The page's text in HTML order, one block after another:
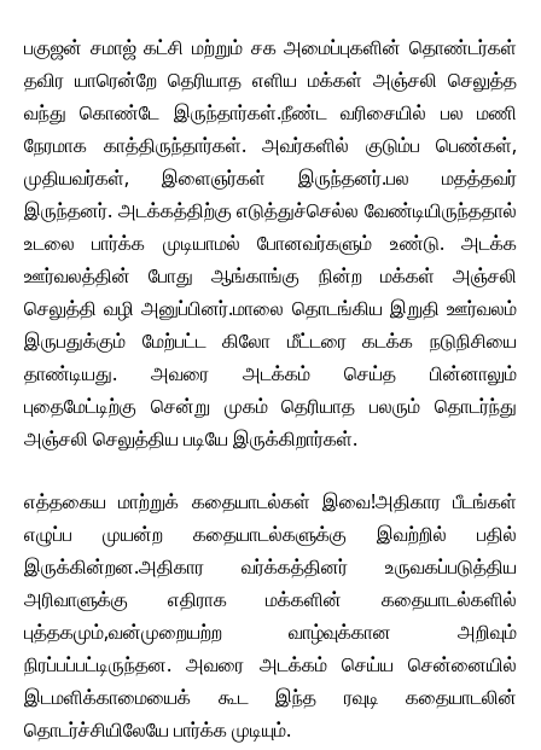
பகுஜன் சமாஜ் கட்சி மற்றும் சக அமைப்புகளின் தொண்டர்கள்
தவிர யாரென்றே தெரியாத எளிய மக்கள் அஞ்சலி செலுத்த
வந்து கொண்டே இருந்தார்கள்.நீண்ட வரிசையில் பல மணி
நேரமாக காத்திருந்தார்கள். அவர்களில் குடும்ப பெண்கள்,
முதியவர்கள், இளைஞர்கள் இருந்தனர்.பல மதத்தவர்
இருந்தனர். அடக்கத்திற்கு எடுத்துச்செல்ல வேண்டியிருந்ததால்
உடலை பார்க்க முடியாமல் போனவர்களும் உண்டு. அடக்க
ஊர்வலத்தின் போது ஆங்காங்கு நின்ற மக்கள் அஞ்சலி
செலுத்தி வழி அனுப்பினர்.மாலை தொடங்கிய இறுதி ஊர்வலம்
இருபதுக்கும் மேற்பட்ட கிலோ மீட்டரை கடக்க நடுநிசியை
தாண்டியது. அவரை அடக்கம் செய்த பின்னாலும்
புதைமேட்டிற்கு சென்று முகம் தெரியாத பலரும் தொடர்ந்து
அஞ்சலி செலுத்திய படியே இருக்கிறார்கள்.
எத்தகைய மாற்றுக் கதையாடல்கள் இவை!அதிகார பீடங்கள்
எழுப்ப முயன்ற கதையாடல்களுக்கு இவற்றில் பதில்
இருக்கின்றன.அதிகார வர்க்கத்தினர் உருவகப்படுத்திய
அரிவாளுக்கு எதிராக மக்களின் கதையாடல்களில்
புத்தகமும்,வன்முறையற்ற வாழ்வுக்கான அறிவும்
நிரப்பப்பட்டிருந்தன. அவரை அடக்கம் செய்ய சென்னையில்
இடமளிக்காமையைக் கூட இந்த ரவுடி கதையாடலின்
தொடர்ச்சியிலேயே பார்க்க முடியும்.